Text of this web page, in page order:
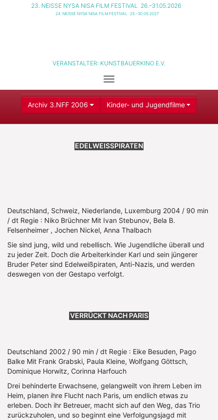
23. NEISSE NYSA NISA FILM FESTIVAL 26.–31.05.2026
24. NEISSE NYSA NISA FILM FESTIVAL 25.–30.05.2027
VERANSTALTER: KUNSTBAUERKINO E.V.
Archiv 3.NFF 2006 Kinder- und Jugendfilme
EDELWEISSPIRATEN
Deutschland, Schweiz, Niederlande, Luxemburg 2004 / 90 min
/ dt Regie : Niko Brüchner Mit Ivan Stebunov, Bela B.
Felsenheimer , Jochen Nickel, Anna Thalbach
Sie sind jung, wild und rebellisch. Wie Jugendliche überall und
zu jeder Zeit. Doch die Arbeiterkinder Karl und sein jüngerer
Bruder Peter sind Edelweißpiraten, Anti-Nazis, und werden
deswegen von der Gestapo verfolgt.
VERRÜCKT NACH PARIS
Deutschland 2002 / 90 min / dt Regie : Eike Besuden, Pago
Balke Mit Frank Grabski, Paula Kleine, Wolfgang Göttsch,
Dominique Horwitz, Corinna Harfouch
Drei behinderte Erwachsene, gelangweilt von ihrem Leben im
Heim, planen ihre Flucht nach Paris, um endlich etwas zu
erleben. Doch ihr Betreuer, macht sich auf den Weg, das Trio
zurückzuholen, und so beginnt eine Verfolgungsjagd mit